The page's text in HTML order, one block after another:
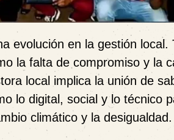
evolución en la gestión local.
la falta de compromiso y la
local implica la unión de
lo digital, social y lo técnico
climático y la desigualdad.